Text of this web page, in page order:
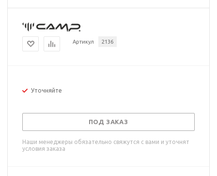
Артикул 2136
Уточняйте
ПОД ЗАКАЗ
Наши менеджеры обязательно свяжутся с вами и уточнят
условия заказа